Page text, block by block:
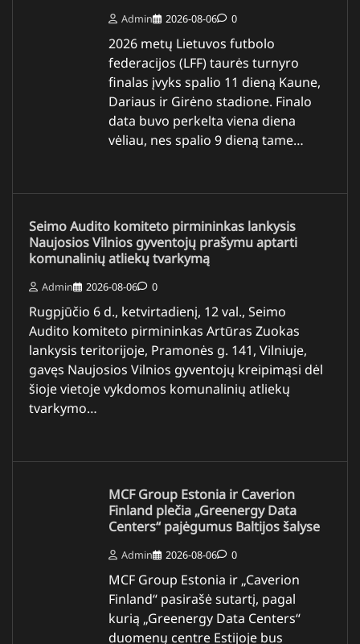
Admin 2026-08-06 0
2026 metų Lietuvos futbolo
federacijos (LFF) taurės turnyro
finalas įvyks spalio 11 dieną Kaune,
Dariaus ir Girėno stadione. Finalo
data buvo perkelta viena diena
vėliau, nes spalio 9 dieną tame…
Seimo Audito komiteto pirmininkas lankysis
Naujosios Vilnios gyventojų prašymu aptarti
komunalinių atliekų tvarkymą
Admin 2026-08-06 0
Rugpjūčio 6 d., ketvirtadienį, 12 val., Seimo
Audito komiteto pirmininkas Artūras Zuokas
lankysis teritorijoje, Pramonės g. 141, Vilniuje,
gavęs Naujosios Vilnios gyventojų kreipimąsi dėl
šioje vietoje vykdomos komunalinių atliekų
tvarkymo…
MCF Group Estonia ir Caverion
Finland plečia „Greenergy Data
Centers“ pajėgumus Baltijos šalyse
Admin 2026-08-06 0
MCF Group Estonia ir „Caverion
Finland“ pasirašė sutartį, pagal
kurią „Greenergy Data Centers“
duomenų centre Estijoje bus